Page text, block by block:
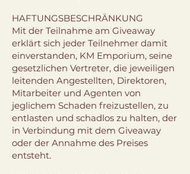
HAFTUNGSBESCHRÄNKUNG
Mit der Teilnahme am Giveaway
erklärt sich jeder Teilnehmer damit
einverstanden, KM Emporium, seine
gesetzlichen Vertreter, die jeweiligen
leitenden Angestellten, Direktoren,
Mitarbeiter und Agenten von
jeglichem Schaden freizustellen, zu
entlasten und schadlos zu halten, der
in Verbindung mit dem Giveaway
oder der Annahme des Preises
entsteht.